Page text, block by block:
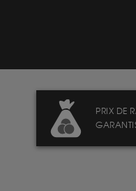
PRIX DE